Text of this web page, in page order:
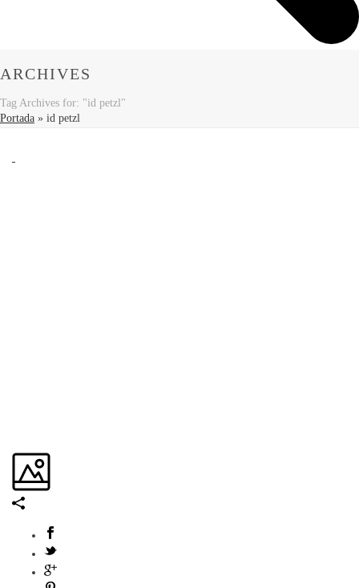
ARCHIVES
Tag Archives for: "id petzl"
Portada » id petzl